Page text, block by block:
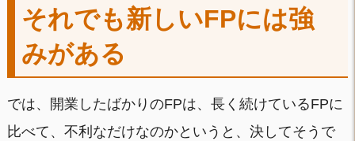
それでも新しいFPには強
みがある
では、開業したばかりのFPは、長く続けているFPに
比べて、不利なだけなのかというと、決してそうで